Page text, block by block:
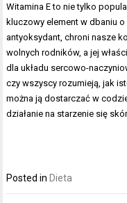
Witamina E to nie tylko
kluczowy element w dbaniu
antyoksydant, chroni nasze
wolnych rodników, a jej
dla układu sercowo-
czy wszyscy rozumieją, jak
można ją dostarczać w
działanie na starzenie się
Posted in Dieta